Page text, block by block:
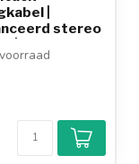
|
stereo